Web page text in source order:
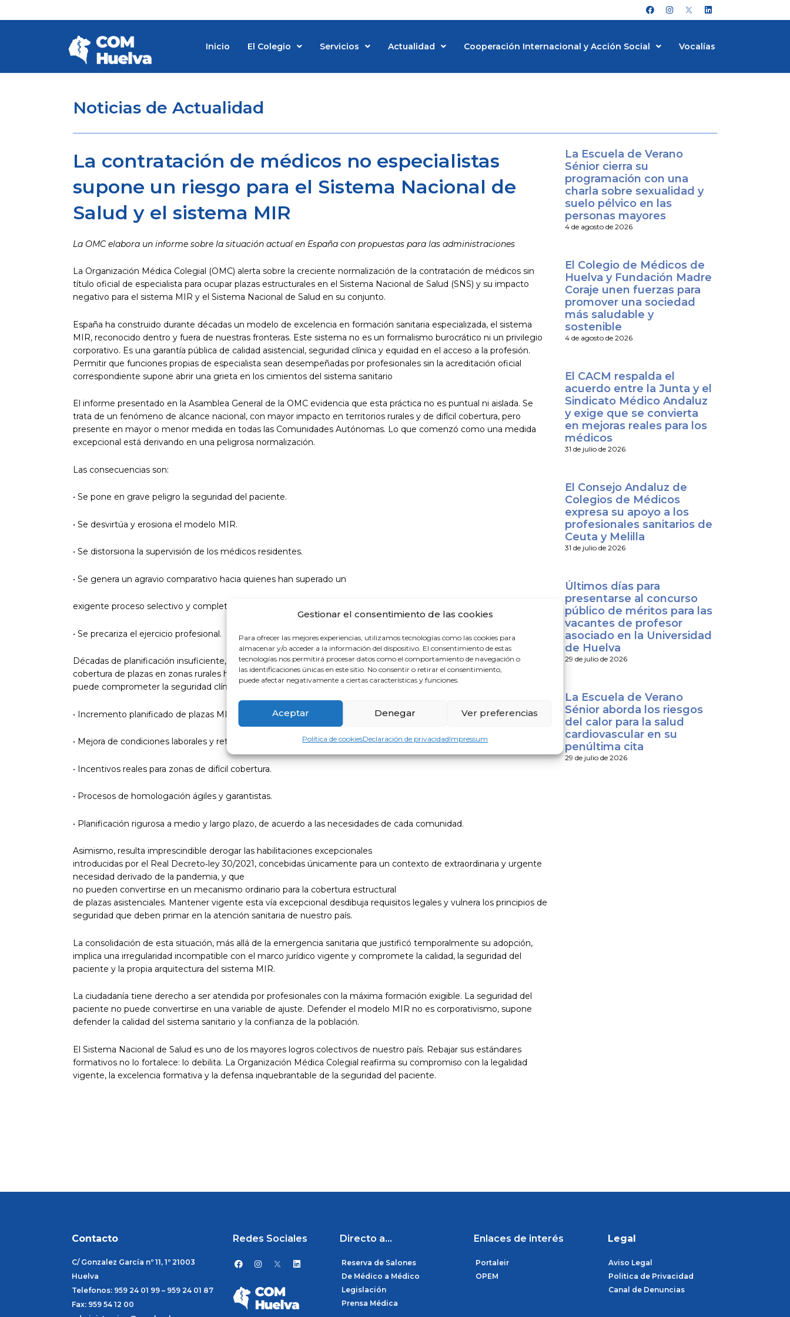
Gestionar el consentimiento de las cookies
Para ofrecer las mejores experiencias, utilizamos tecnologías como las cookies para
almacenar y/o acceder a la información del dispositivo. El consentimiento de estas
tecnologías nos permitirá procesar datos como el comportamiento de navegación o
las identificaciones únicas en este sitio. No consentir o retirar el consentimiento,
puede afectar negativamente a ciertas características y funciones.
Aceptar Denegar Ver preferencias
Política de cookiesDeclaración de privacidadImpressum
al
F
a
c
o
I
n
s
m
L
i
n
d
Inicio El Colegio Servicios Actualidad Cooperación Internacional y Acción Social Vocalías
Noticias de Actualidad
La contratación de médicos no especialistas
supone un riesgo para el Sistema Nacional de
Salud y el sistema MIR
La OMC elabora un informe sobre la situación actual en España con propuestas para las administraciones
La Organización Médica Colegial (OMC) alerta sobre la creciente normalización de la contratación de médicos sin
título oficial de especialista para ocupar plazas estructurales en el Sistema Nacional de Salud (SNS) y su impacto
negativo para el sistema MIR y el Sistema Nacional de Salud en su conjunto.
España ha construido durante décadas un modelo de excelencia en formación sanitaria especializada, el sistema
MIR, reconocido dentro y fuera de nuestras fronteras. Este sistema no es un formalismo burocrático ni un privilegio
corporativo. Es una garantía pública de calidad asistencial, seguridad clínica y equidad en el acceso a la profesión.
Permitir que funciones propias de especialista sean desempeñadas por profesionales sin la acreditación oficial
correspondiente supone abrir una grieta en los cimientos del sistema sanitario
El informe presentado en la Asamblea General de la OMC evidencia que esta práctica no es puntual ni aislada. Se
trata de un fenómeno de alcance nacional, con mayor impacto en territorios rurales y de difícil cobertura, pero
presente en mayor o menor medida en todas las Comunidades Autónomas. Lo que comenzó como una medida
excepcional está derivando en una peligrosa normalización.
Las consecuencias son:
• Se pone en grave peligro la seguridad del paciente.
• Se desvirtúa y erosiona el modelo MIR.
• Se distorsiona la supervisión de los médicos residentes.
• Se genera un agravio comparativo hacia quienes han superado un
exigente proceso selectivo y completado años de formación reglada.
• Se precariza el ejercicio profesional.
Décadas de planificación insuficiente, jubilaciones masivas, incremento de la demanda asistencial y dificultades en la
cobertura de plazas en zonas rurales han desembocado en soluciones reactivas y cortoplacistas. Pero la urgencia no
puede comprometer la seguridad clínica. Por ello, la OMC reclama una estrategia estatal coordinada que incluya:
• Incremento planificado de plazas MIR, de acuerdo a las necesidades objetivadas.
• Mejora de condiciones laborales y retributivas.
• Incentivos reales para zonas de difícil cobertura.
• Procesos de homologación ágiles y garantistas.
• Planificación rigurosa a medio y largo plazo, de acuerdo a las necesidades de cada comunidad.
Asimismo, resulta imprescindible derogar las habilitaciones excepcionales
introducidas por el Real Decreto‑ley 30/2021, concebidas únicamente para un contexto de extraordinaria y urgente
necesidad derivado de la pandemia, y que
no pueden convertirse en un mecanismo ordinario para la cobertura estructural
de plazas asistenciales. Mantener vigente esta vía excepcional desdibuja requisitos legales y vulnera los principios de
seguridad que deben primar en la atención sanitaria de nuestro país.
La consolidación de esta situación, más allá de la emergencia sanitaria que justificó temporalmente su adopción,
implica una irregularidad incompatible con el marco jurídico vigente y compromete la calidad, la seguridad del
paciente y la propia arquitectura del sistema MIR.
La ciudadanía tiene derecho a ser atendida por profesionales con la máxima formación exigible. La seguridad del
paciente no puede convertirse en una variable de ajuste. Defender el modelo MIR no es corporativismo, supone
defender la calidad del sistema sanitario y la confianza de la población.
El Sistema Nacional de Salud es uno de los mayores logros colectivos de nuestro país. Rebajar sus estándares
formativos no lo fortalece: lo debilita. La Organización Médica Colegial reafirma su compromiso con la legalidad
vigente, la excelencia formativa y la defensa inquebrantable de la seguridad del paciente.
La Escuela de Verano
Sénior cierra su
programación con una
charla sobre sexualidad y
suelo pélvico en las
personas mayores
4 de agosto de 2026
El Colegio de Médicos de
Huelva y Fundación Madre
Coraje unen fuerzas para
promover una sociedad
más saludable y
sostenible
4 de agosto de 2026
El CACM respalda el
acuerdo entre la Junta y el
Sindicato Médico Andaluz
y exige que se convierta
en mejoras reales para los
médicos
31 de julio de 2026
El Consejo Andaluz de
Colegios de Médicos
expresa su apoyo a los
profesionales sanitarios de
Ceuta y Melilla
31 de julio de 2026
Últimos días para
presentarse al concurso
público de méritos para las
vacantes de profesor
asociado en la Universidad
de Huelva
29 de julio de 2026
La Escuela de Verano
Sénior aborda los riesgos
del calor para la salud
cardiovascular en su
penúltima cita
29 de julio de 2026
Contacto
C/ Gonzalez García nº 11, 1º 21003
Huelva
Telefonos: 959 24 01 99 – 959 24 01 87
Fax: 959 54 12 00
Redes Sociales
F
a
e
b
o
I
n
a
g
r
L
i
d
i
Directo a...
Reserva de Salones
De Médico a Médico
Legislación
Prensa Médica
Enlaces de interés
Portaleir
OPEM
Legal
Aviso Legal
Politica de Privacidad
Canal de Denuncias